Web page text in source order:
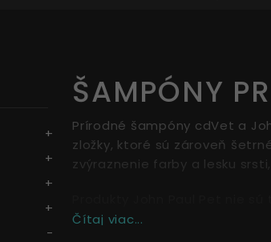
ŠAMPÓNY
Prírodné šampóny cdVet a
zložky, ktoré sú zároveň
zvýraznenie farby a lesku
Čítaj viac...